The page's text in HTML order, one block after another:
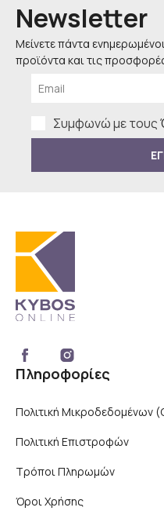
Newsletter
Μείνετε πάντα
προϊόντα και τις
Συμφωνώ με τους
Πληροφορίες
Πολιτική Μικροδεδομένων
Πολιτική Επιστροφών
Τρόποι Πληρωμών
Όροι Χρήσης